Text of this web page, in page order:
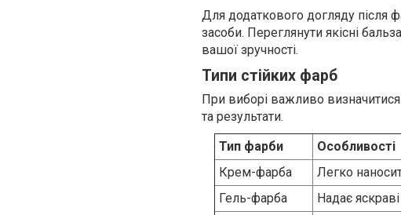
Для додаткового догляду після
засоби. Переглянути якісні
вашої зручності.
Типи стійких фарб
При виборі важливо
та результати.
Тип фарби
Особливості
Крем-фарба
Легко
Гель-фарба
Надає